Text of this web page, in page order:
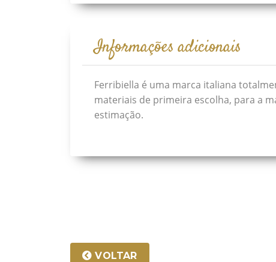
Informações adicionais
Ferribiella é uma marca italiana
materiais de primeira escolha, para a
estimação.
VOLTAR